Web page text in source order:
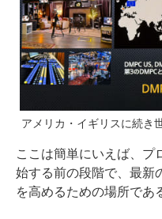
アメリカ・イギリスに続き
ここは簡単にいえば、プ
始する前の段階で、最新
を高めるための場所であ